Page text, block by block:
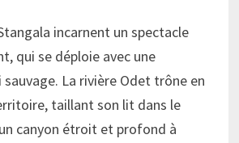
incarnent un spectacle
qui se déploie avec une
sauvage. La rivière Odet trône en
taillant son lit dans le
canyon étroit et profond à